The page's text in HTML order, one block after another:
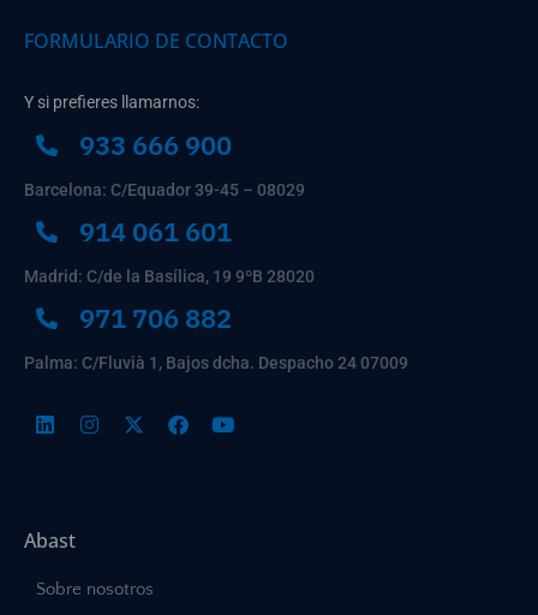
FORMULARIO DE CONTACTO
Y si prefieres llamarnos:
933 666 900
Barcelona: C/Equador 39-45 – 08029
914 061 601
Madrid: C/de la Basílica, 19 9ºB 28020
971 706 882
Palma: C/Fluvià 1, Bajos dcha. Despacho 24 07009
Abast
Sobre nosotros